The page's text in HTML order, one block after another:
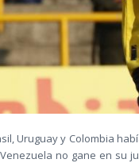
Uruguay y Colombia
no gane en su